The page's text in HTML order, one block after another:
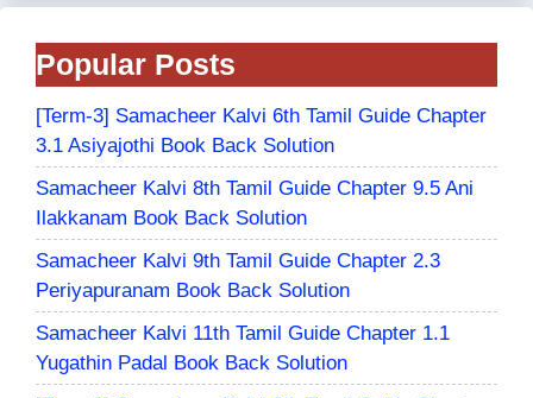
Popular Posts
[Term-3] Samacheer Kalvi 6th Tamil Guide Chapter
3.1 Asiyajothi Book Back Solution
Samacheer Kalvi 8th Tamil Guide Chapter 9.5 Ani
Ilakkanam Book Back Solution
Samacheer Kalvi 9th Tamil Guide Chapter 2.3
Periyapuranam Book Back Solution
Samacheer Kalvi 11th Tamil Guide Chapter 1.1
Yugathin Padal Book Back Solution